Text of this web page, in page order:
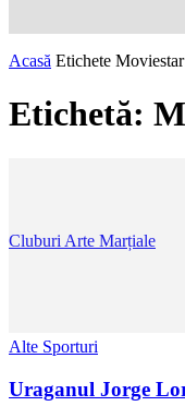
Cluburi Arte Marțiale
Acasă Etichete
Etichetă:
Alte Sporturi
Uraganul Jorge